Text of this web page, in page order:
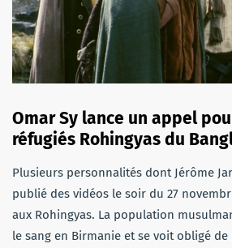
Omar Sy lance un appel
réfugiés Rohingyas du
Plusieurs personnalités dont Jérôme
publié des vidéos le soir du 27
aux Rohingyas. La population
le sang en Birmanie et se voit obligé